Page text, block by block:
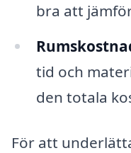
bra att
tid och
den totala
För att